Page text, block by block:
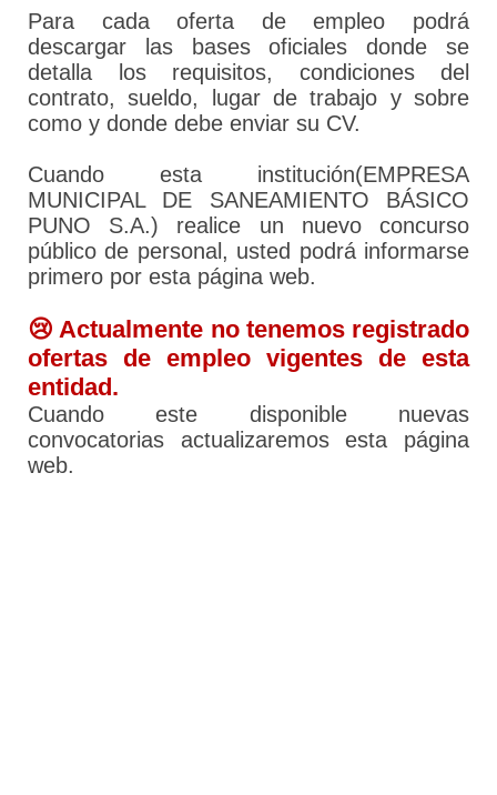
Para cada oferta de empleo podrá
descargar las bases oficiales donde se
detalla los requisitos, condiciones del
contrato, sueldo, lugar de trabajo y sobre
como y donde debe enviar su CV.
Cuando esta institución(EMPRESA
MUNICIPAL DE SANEAMIENTO BÁSICO
PUNO S.A.) realice un nuevo concurso
público de personal, usted podrá informarse
primero por esta página web.
😢 Actualmente no tenemos registrado
ofertas de empleo vigentes de esta
entidad.
Cuando este disponible nuevas
convocatorias actualizaremos esta página
web.